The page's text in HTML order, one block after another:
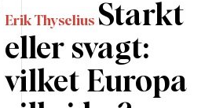
Erik Thyselius Starkt
eller svagt:
vilket Europa